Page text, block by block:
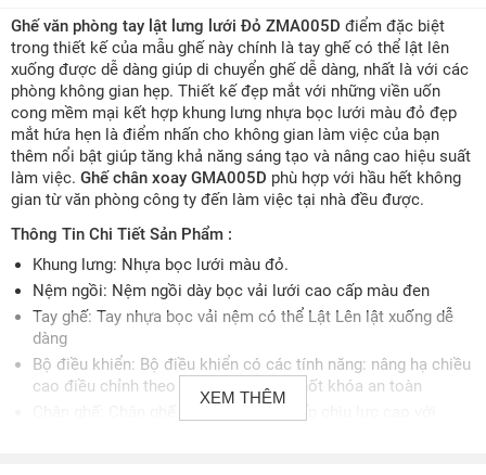
Ghế văn phòng tay lật lưng lưới Đỏ ZMA005D điểm đặc biệt
trong thiết kế của mẫu ghế này chính là tay ghế có thể lật lên
xuống được dễ dàng giúp di chuyển ghế dễ dàng, nhất là với các
phòng không gian hẹp. Thiết kế đẹp mắt với những viền uốn
cong mềm mại kết hợp khung lưng nhựa bọc lưới màu đỏ đẹp
mắt hứa hẹn là điểm nhấn cho không gian làm việc của bạn
thêm nổi bật giúp tăng khả năng sáng tạo và nâng cao hiệu suất
làm việc. Ghế chân xoay GMA005D phù hợp với hầu hết không
gian từ văn phòng công ty đến làm việc tại nhà đều được.
Thông Tin Chi Tiết Sản Phẩm :
Khung lưng: Nhựa bọc lưới màu đỏ.
Nệm ngồi: Nệm ngồi dày bọc vải lưới cao cấp màu đen
Tay ghế: Tay nhựa bọc vải nệm có thể Lật Lên lật xuống dễ
dàng
Bộ điều khiển: Bộ điều khiển có các tính năng: nâng hạ chiều
cao điều chỉnh theo người sử dụng, chốt khóa an toàn
XEM THÊM